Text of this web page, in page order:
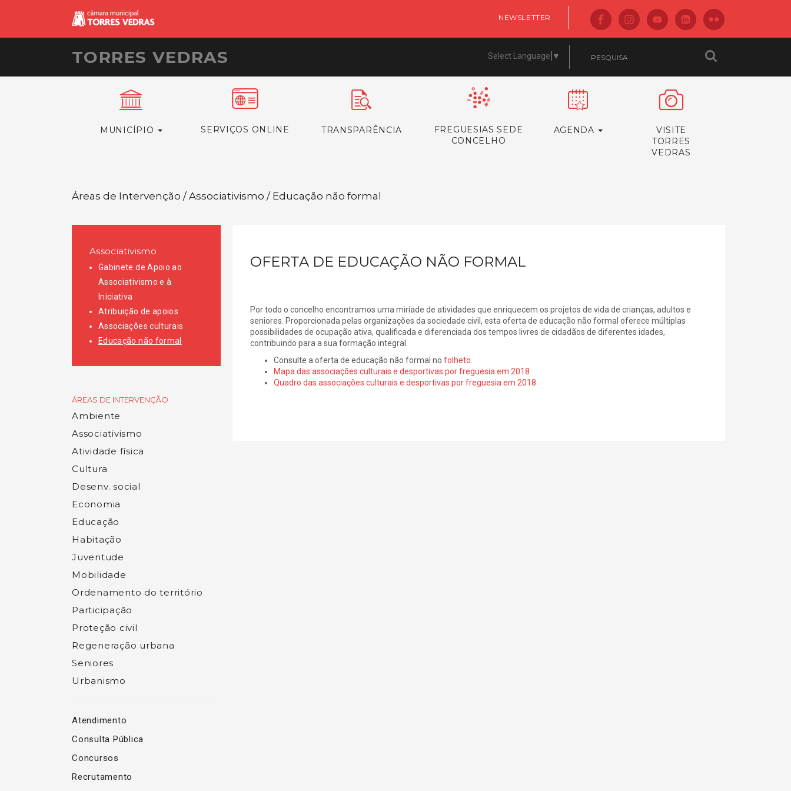
NEWSLETTER
TORRES VEDRAS Select Language ▼
MUNICÍPIO SERVIÇOS ONLINE TRANSPARÊNCIA
FREGUESIAS SEDE
CONCELHO
AGENDA
VISITE
TORRES
VEDRAS
Áreas de Intervenção / Associativismo / Educação não formal
Associativismo
Gabinete de Apoio ao
Associativismo e à
Iniciativa
Atribuição de apoios
Associações culturais
Educação não formal
ÁREAS DE INTERVENÇÃO
Ambiente
Associativismo
Atividade física
Cultura
Desenv. social
Economia
Educação
Habitação
Juventude
Mobilidade
Ordenamento do território
Participação
Proteção civil
Regeneração urbana
Seniores
Urbanismo
Atendimento
Consulta Pública
Concursos
Recrutamento
OFERTA DE EDUCAÇÃO NÃO FORMAL
Por todo o concelho encontramos uma miríade de atividades que enriquecem os projetos de vida de crianças, adultos e
seniores. Proporcionada pelas organizações da sociedade civil, esta oferta de educação não formal oferece múltiplas
possibilidades de ocupação ativa, qualificada e diferenciada dos tempos livres de cidadãos de diferentes idades,
contribuindo para a sua formação integral.
Consulte a oferta de educação não formal no folheto
Mapa das associações culturais e desportivas por freguesia em 2018
Quadro das associações culturais e desportivas por freguesia em 2018